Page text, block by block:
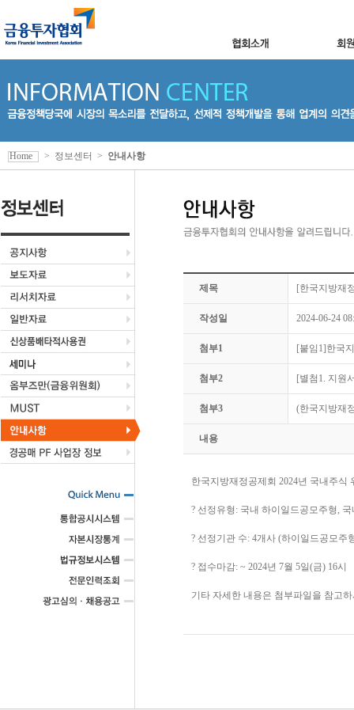
Home > 정보센터 > 안내사항
제목 [한국지방재
작성일 2024-06-24
첨부1 [붙임1]한국
첨부2 [별첨1. 지원
첨부3 (한국지방재
내용
한국지방재정공제회 2024년 국내주
? 선정유형: 국내 하이일드공모주형,
? 선정기관 수: 4개사 (하이일드공모주
? 접수마감: ~ 2024년 7월 5일(금) 16시
기타 자세한 내용은 첨부파일을 참고